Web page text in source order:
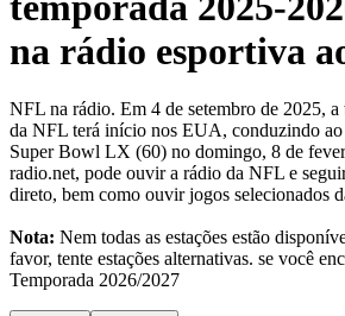
na rádio esportiva
NFL na rádio. Em 4 de setembro de 2025,
da NFL terá início nos EUA, conduzindo
Super Bowl LX (60) no domingo, 8 de
radio.net, pode ouvir a rádio da NFL e
direto, bem como ouvir jogos selecionados
Nota: Nem todas as estações estão
favor, tente estações alternativas. se você
Temporada 2026/2027